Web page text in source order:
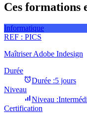
Ces formations
Informatique
REF : PICS
Maîtriser Adobe Indesign
Durée
Durée :5 jours
Niveau
Niveau :
Certification